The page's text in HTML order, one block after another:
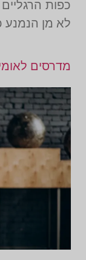
כפות
לא מן הנמנע
מדרסים